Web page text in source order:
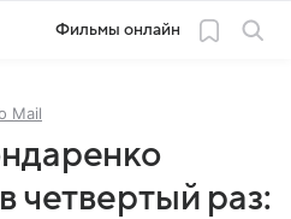
Фильмы онлайн
Mail
четвертый раз: